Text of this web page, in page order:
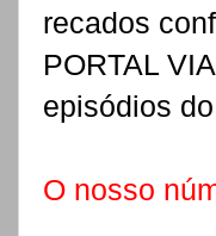
recados
PORTAL
episódios
O nosso